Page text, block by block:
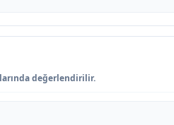
değerlendirilir.